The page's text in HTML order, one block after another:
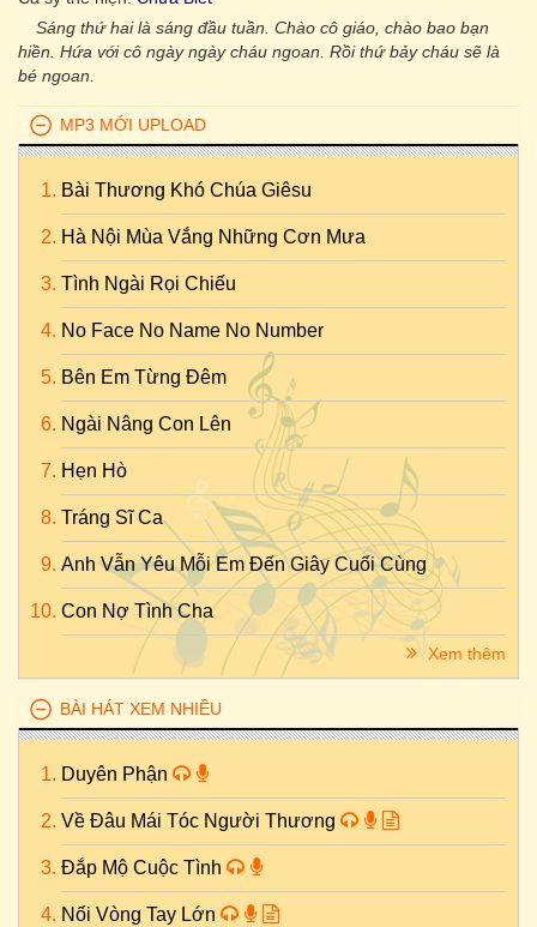
Sáng thứ hai là sáng đầu tuần. Chào cô giáo, chào bao bạn
hiền. Hứa với cô ngày ngày cháu ngoan. Rồi thứ bảy cháu sẽ là
bé ngoan.
MP3 MỚI UPLOAD
Bài Thương Khó Chúa Giêsu
Hà Nội Mùa Vắng Những Cơn Mưa
Tình Ngài Rọi Chiếu
No Face No Name No Number
Bên Em Từng Đêm
Ngài Nâng Con Lên
Hẹn Hò
Tráng Sĩ Ca
Anh Vẫn Yêu Mỗi Em Đến Giây Cuối Cùng
Con Nợ Tình Cha
Xem thêm
BÀI HÁT XEM NHIỀU
Duyên Phận
Về Đâu Mái Tóc Người Thương
Đắp Mộ Cuộc Tình
Nối Vòng Tay Lớn